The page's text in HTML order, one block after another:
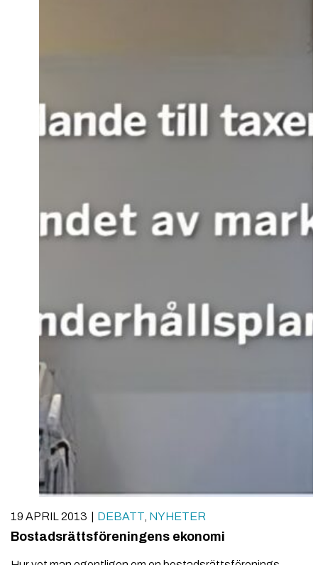
19 APRIL 2013 DEBATT NYHETER
Bostadsrättsföreningens ekonomi